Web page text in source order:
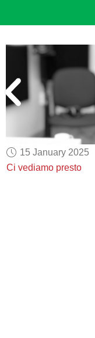
15 January 2025
Ci vediamo presto